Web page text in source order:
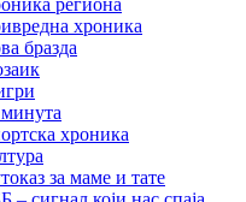
региона
хроника
бразда
хроника
за маме и тате